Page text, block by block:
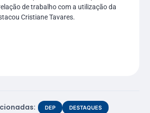
de trabalho com a utilização da
Cristiane Tavares.
DEP
DESTAQUES